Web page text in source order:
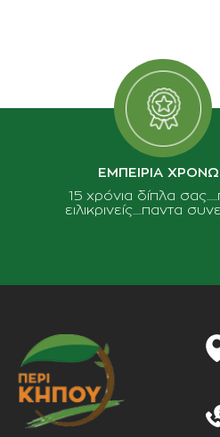
ΕΜΠΕΙΡΙΑ
15 χρόνια δίπλα
ειλικρινείς.....παντα